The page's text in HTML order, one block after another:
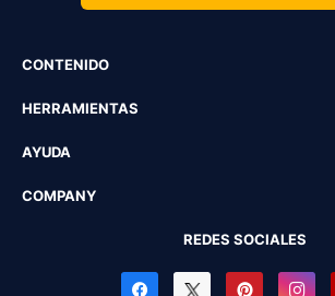
CONTENIDO
HERRAMIENTAS
AYUDA
COMPANY
REDES SOCIALES